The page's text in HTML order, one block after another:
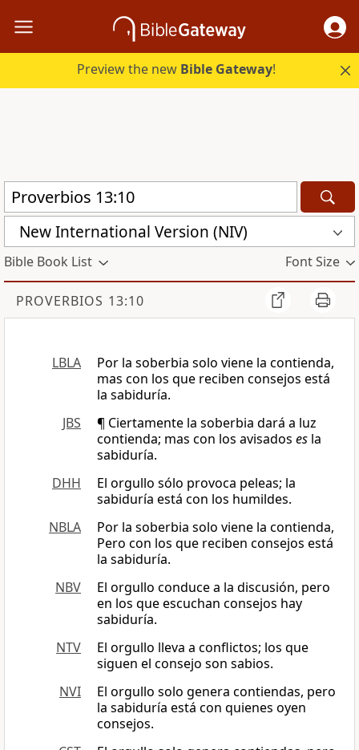
Preview the new Bible Gateway!
New International Version (NIV)
Bible Book List Font Size
PROVERBIOS 13:10
LBLA
Por la soberbia solo viene la contienda,
mas con los que reciben consejos está
la sabiduría.
JBS
¶ Ciertamente la soberbia dará a luz
contienda; mas con los avisados es la
sabiduría.
DHH
El orgullo sólo provoca peleas; la
sabiduría está con los humildes.
NBLA
Por la soberbia solo viene la contienda,
Pero con los que reciben consejos está
la sabiduría.
NBV
El orgullo conduce a la discusión, pero
en los que escuchan consejos hay
sabiduría.
NTV
El orgullo lleva a conflictos; los que
siguen el consejo son sabios.
NVI
El orgullo solo genera contiendas, pero
la sabiduría está con quienes oyen
consejos.